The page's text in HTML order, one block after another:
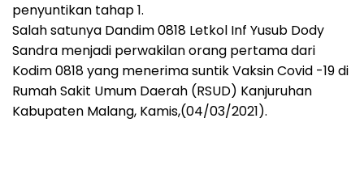
penyuntikan tahap 1.
Salah satunya Dandim 0818 Letkol Inf Yusub Dody
Sandra menjadi perwakilan orang pertama dari
Kodim 0818 yang menerima suntik Vaksin Covid -19 di
Rumah Sakit Umum Daerah (RSUD) Kanjuruhan
Kabupaten Malang, Kamis,(04/03/2021).